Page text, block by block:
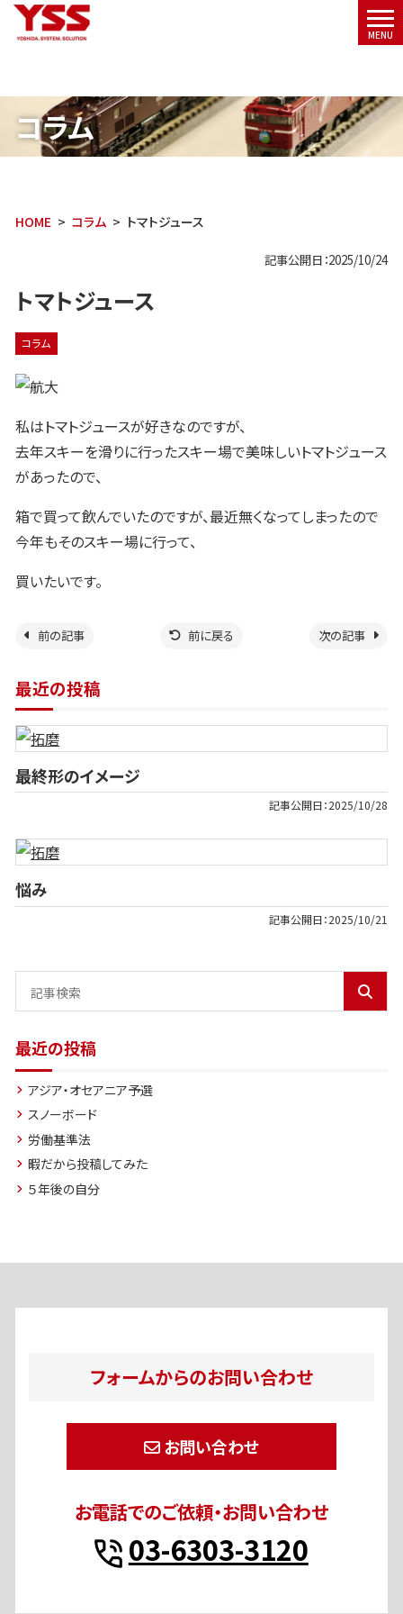
コラム
HOME コラム トマトジュース
記事公開日：2025/10/24
トマトジュース
コラム
私はトマトジュースが好きなのですが、
去年スキーを滑りに行ったスキー場で美味しいトマトジュース
があったので、
箱で買って飲んでいたのですが、最近無くなってしまったので
今年もそのスキー場に行って、
買いたいです。
前の記事 前に戻る 次の記事
最近の投稿
最終形のイメージ
記事公開日：2025/10/28
悩み
記事公開日：2025/10/21
最近の投稿
アジア・オセアニア予選
スノーボード
労働基準法
暇だから投稿してみた
５年後の自分
フォームからのお問い合わせ
お問い合わせ
お電話でのご依頼・お問い合わせ
03-6303-3120
メニ
MENU